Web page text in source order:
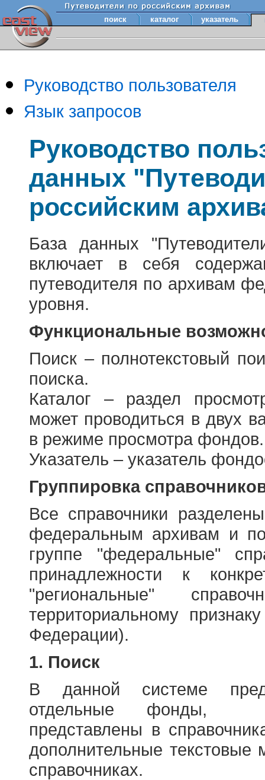
поиск каталог указатель
Руководство пользователя
Язык запросов
Руководство
данных
российским
База данных
включает в себя
путеводителя по архивам
уровня.
Функциональные
Поиск – полнотекстовый
поиска.
Каталог – раздел
может проводиться в двух
в режиме просмотра фондов.
Указатель – указатель
Группировка
Все справочники
федеральным архивам и
группе "федеральные"
принадлежности к
"региональные"
территориальному
Федерации).
1. Поиск
В данной системе
отдельные фонды,
представлены в
дополнительные
справочниках.